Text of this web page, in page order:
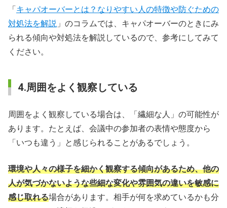
「 キャパオーバーとは？なりやすい人の特徴や防ぐための
対処法を解説 」のコラムでは、キャパオーバーのときにみ
られる傾向や対処法を解説しているので、参考にしてみて
ください。
4.周囲をよく観察している
周囲をよく観察している場合は、「繊細な人」の可能性が
あります。たとえば、会議中の参加者の表情や態度から
「いつも違う」と感じられることがあるでしょう。
環境や人々の様子を細かく観察する傾向があるため、他の
人が気づかないような些細な変化や雰囲気の違いを敏感に
感じ取れる場合があります。相手が何を求めているかも分